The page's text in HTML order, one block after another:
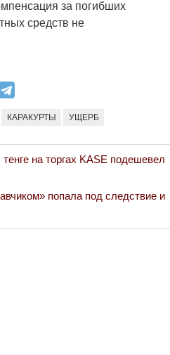
за погибших
средств не
КАРАКУРТЫ УЩЕРБ
на торгах KASE подешевел
попала под следствие и